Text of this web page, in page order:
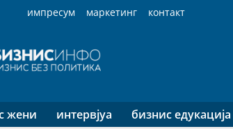
импресум маркетинг
контакт
Инфо
жени интервјуа бизнис едукација